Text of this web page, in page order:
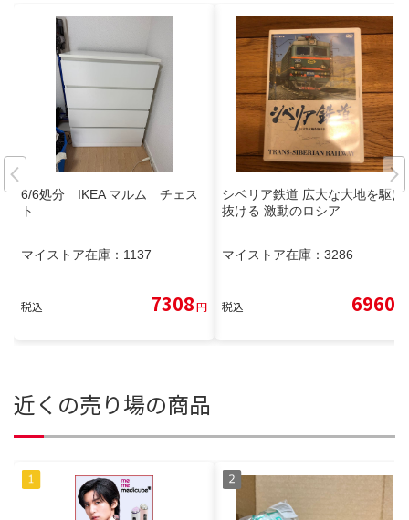
6/6処分 IKEA マルム チェス
ト
マイストア在庫： 1137
税込 7308円
シベリア鉄道 広大な大地を駆け
抜ける 激動のロシア
マイストア在庫： 3286
税込 6960
近くの売り場の商品